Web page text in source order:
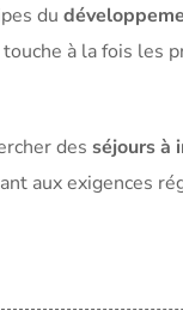
du
à la fois les
des séjours à
aux exigences